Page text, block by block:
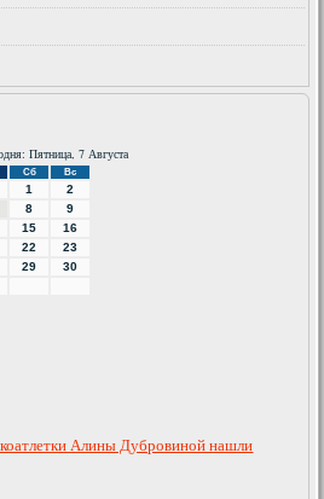
Пятница, 7 Августа
Сб Вс
1
2
8
9
15
16
22
23
29
30
Алины Дубровиной нашли